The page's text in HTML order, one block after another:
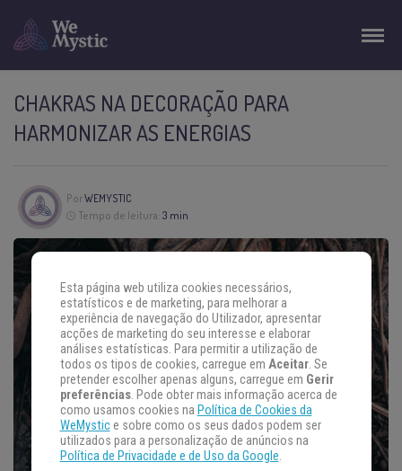
CHAKRAS NA DECORAÇÃO PARA
HARMONIZAR AS ENERGIAS
PorWEMYSTIC
Tempo de leitura: 3 min
Esta página web utiliza cookies necessários,
estatísticos e de marketing, para melhorar a
experiência de navegação do Utilizador, apresentar
acções de marketing do seu interesse e elaborar
análises estatísticas. Para permitir a utilização de
todos os tipos de cookies, carregue em Aceitar. Se
pretender escolher apenas alguns, carregue em Gerir
preferências. Pode obter mais informação acerca de
como usamos cookies na Política de Cookies da
WeMystice sobre como os seus dados podem ser
utilizados para a personalização de anúncios na
Política de Privacidade e de Uso da Google.